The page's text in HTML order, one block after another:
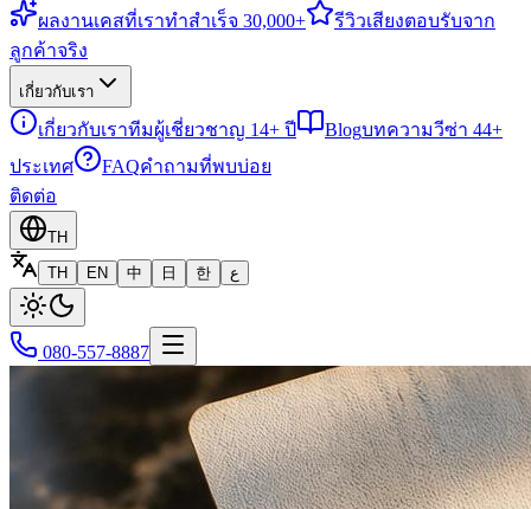
ผลงานเคสที่เราทำสำเร็จ 30,000+ รีวิวเสียงตอบรับจาก
ลูกค้าจริง
เกี่ยวกับเรา
เกี่ยวกับเราทีมผู้เชี่ยวชาญ 14+ ปี Blogบทความวีซ่า 44+
ประเทศ
FAQคำถามที่พบบ่อย
ติดต่อ
TH
TH
EN 中 日 한 ع
080-557-8887